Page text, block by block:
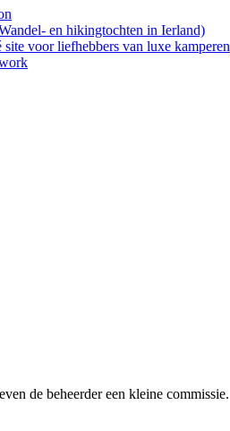
en hikingtochten in Ierland)
voor liefhebbers van luxe kamperen
de beheerder een kleine commissie.